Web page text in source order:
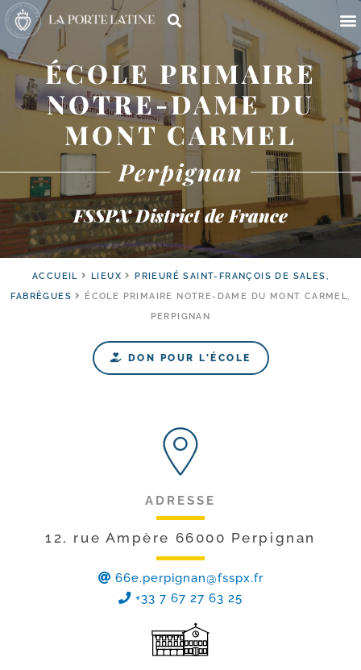
ÉCOLE PRIMAIRE
NOTRE-DAME DU
MONT CARMEL
Perpignan
FSSPX District de France
ACCUEIL LIEUX
PRIEURÉ SAINT-FRANÇOIS DE SALES,
FABRÈGUES
ÉCOLE PRIMAIRE NOTRE-DAME DU MONT CARMEL,
PERPIGNAN
DON POUR L'ÉCOLE
ADRESSE
12, rue Ampère 66000 Perpignan
66e.perpignan@fsspx.fr
+33 7 67 27 63 25